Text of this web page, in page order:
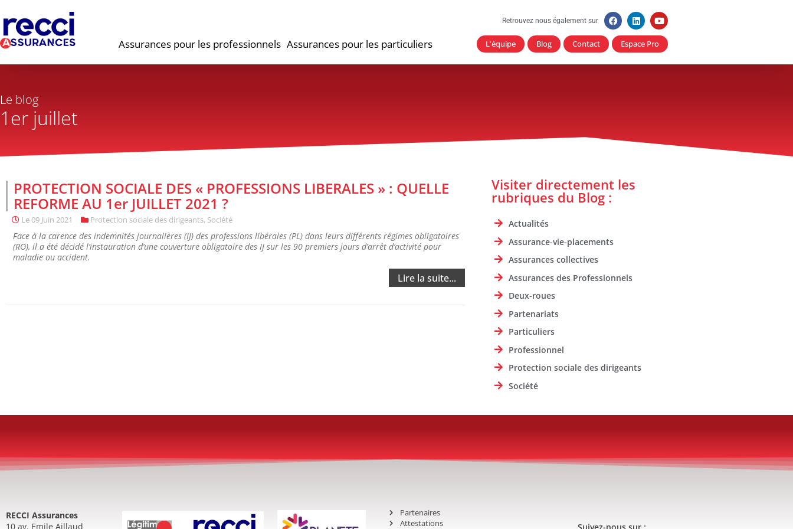
Assurances pour les professionnels Assurances pour les particuliers
Retrouvez nous également sur
L'équipe Blog Contact Espace Pro
Le blog
1er juillet
PROTECTION SOCIALE DES « PROFESSIONS LIBERALES » : QUELLE
REFORME AU 1er JUILLET 2021 ?
Le09 Juin 2021 Protection sociale des dirigeants, Société
Face à la carence des indemnités journalières (IJ) des professions libérales (PL) dans leurs différents régimes obligatoires
(RO), il a été décidé l’instauration d’une couverture obligatoire des IJ sur les 90 premiers jours d’arrêt d’activité pour
maladie ou accident.
Lire la suite...
Visiter directement les
rubriques du Blog :
Actualités
Assurance-vie-placements
Assurances collectives
Assurances des Professionnels
Deux-roues
Partenariats
Particuliers
Professionnel
Protection sociale des dirigeants
Société
RECCI Assurances
10 av. Emile Aillaud
Partenaires
Attestations
Suivez-nous sur :